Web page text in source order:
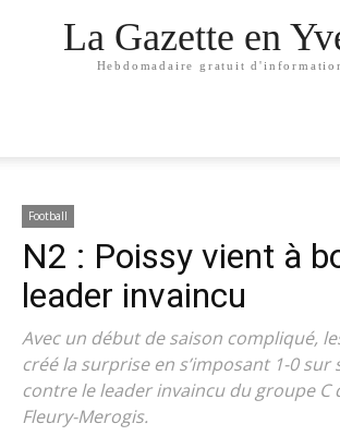
La Gazette en
Hebdomadaire gratuit
Football
N2 : Poissy vient à
leader invaincu
Avec un début de saison compliqué,
créé la surprise en s’imposant 1-0 sur
contre le leader invaincu du groupe C
Fleury-Merogis.